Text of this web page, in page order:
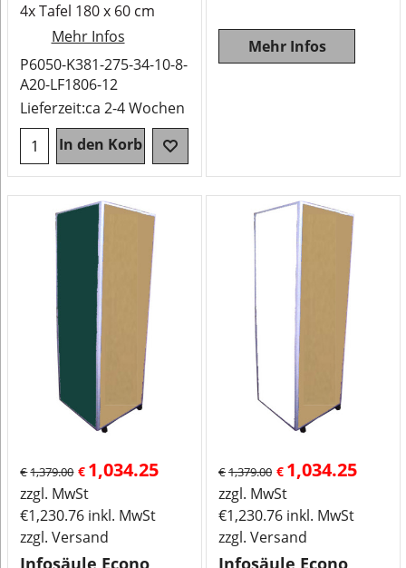
4x Tafel 180 x 60 cm
Mehr Infos
P6050-K381-275-34-10-8-
A20-LF1806-12
Lieferzeit:ca 2-4 Wochen
In den Korb
Mehr Infos
€1,379.00 € 1,034.25
zzgl. MwSt
€1,230.76 inkl. MwSt
zzgl. Versand
Infosäule Econo
€1,379.00 € 1,034.25
zzgl. MwSt
€1,230.76 inkl. MwSt
zzgl. Versand
Infosäule Econo